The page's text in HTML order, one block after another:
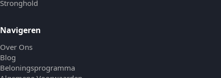
Stronghold
Navigeren
Over Ons
Blog
Beloningsprogramma